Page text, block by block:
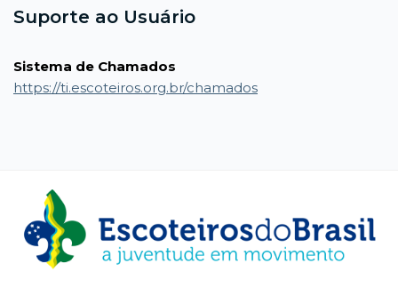
Suporte ao Usuário
Sistema de Chamados
https://ti.escoteiros.org.br/chamados